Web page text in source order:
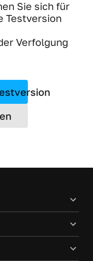
Sie sich für
Testversion
Verfolgung